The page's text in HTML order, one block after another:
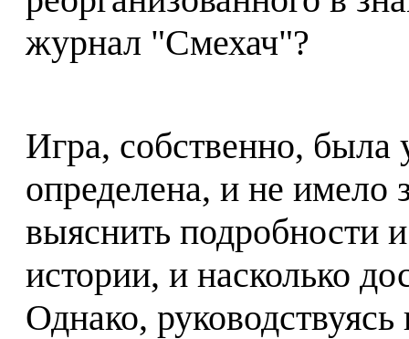
журнал "Смехач"?
Игра, собственно, была
определена, и не имело
выяснить подробности
истории, и насколько
Однако,